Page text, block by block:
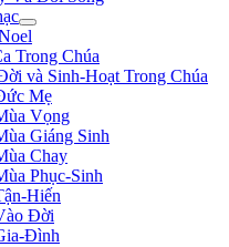
Trong Chúa
và Sinh-Hoạt Trong Chúa
Mẹ
Vọng
Giáng Sinh
Chay
Phục-Sinh
Hiến
Đời
Đình